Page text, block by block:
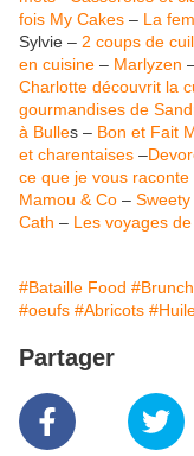
fois My Cakes – La
Sylvie – 2 coups de
en cuisine – Marlyzen
Charlotte découvrit la
gourmandises de
à Bulles – Bon et Fait
et charentaises –
ce que je vous
Mamou & Co –
Cath – Les voyages
#Bataille Food #Brunch
#oeufs #Abricots
Partager